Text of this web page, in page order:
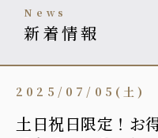
news
新着情報
土日祝日限定！お
2025/07/05(土)